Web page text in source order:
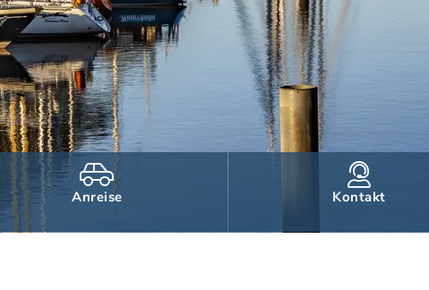
Anreise Kontakt